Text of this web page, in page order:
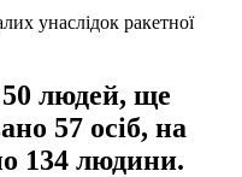
унаслідок ракетної
людей, ще
57 осіб, на
134 людини.